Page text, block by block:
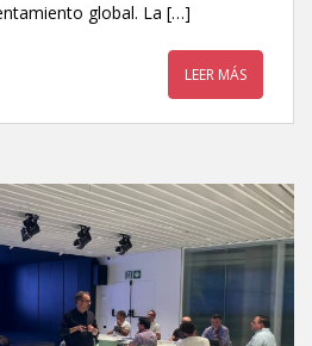
global. La […]
LEER MÁS